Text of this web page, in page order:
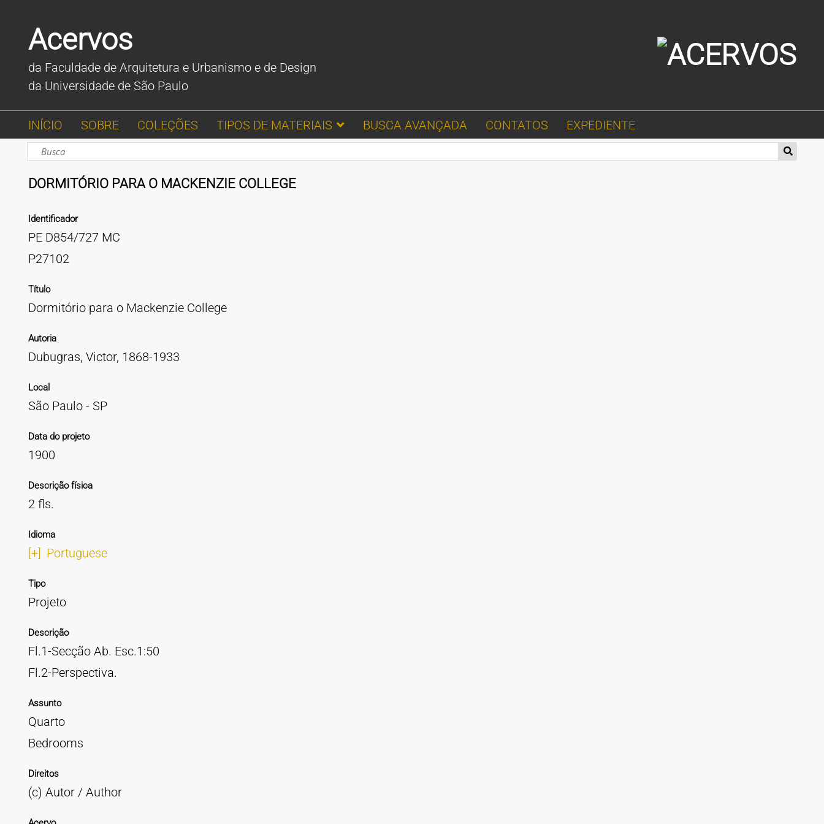
Acervos
da Faculdade de Arquitetura e Urbanismo e de Design
da Universidade de São Paulo
INÍCIO SOBRE COLEÇÕES TIPOS DE MATERIAIS BUSCA AVANÇADA CONTATOS EXPEDIENTE
DORMITÓRIO PARA O MACKENZIE COLLEGE
Identificador
PE D854/727 MC
P27102
Título
Dormitório para o Mackenzie College
Autoria
Dubugras, Victor, 1868-1933
Local
São Paulo - SP
Data do projeto
1900
Descrição física
2 fls.
Idioma
[+] Portuguese
Tipo
Projeto
Descrição
Fl.1-Secção Ab. Esc.1:50
Fl.2-Perspectiva.
Assunto
Quarto
Bedrooms
Direitos
(c) Autor / Author